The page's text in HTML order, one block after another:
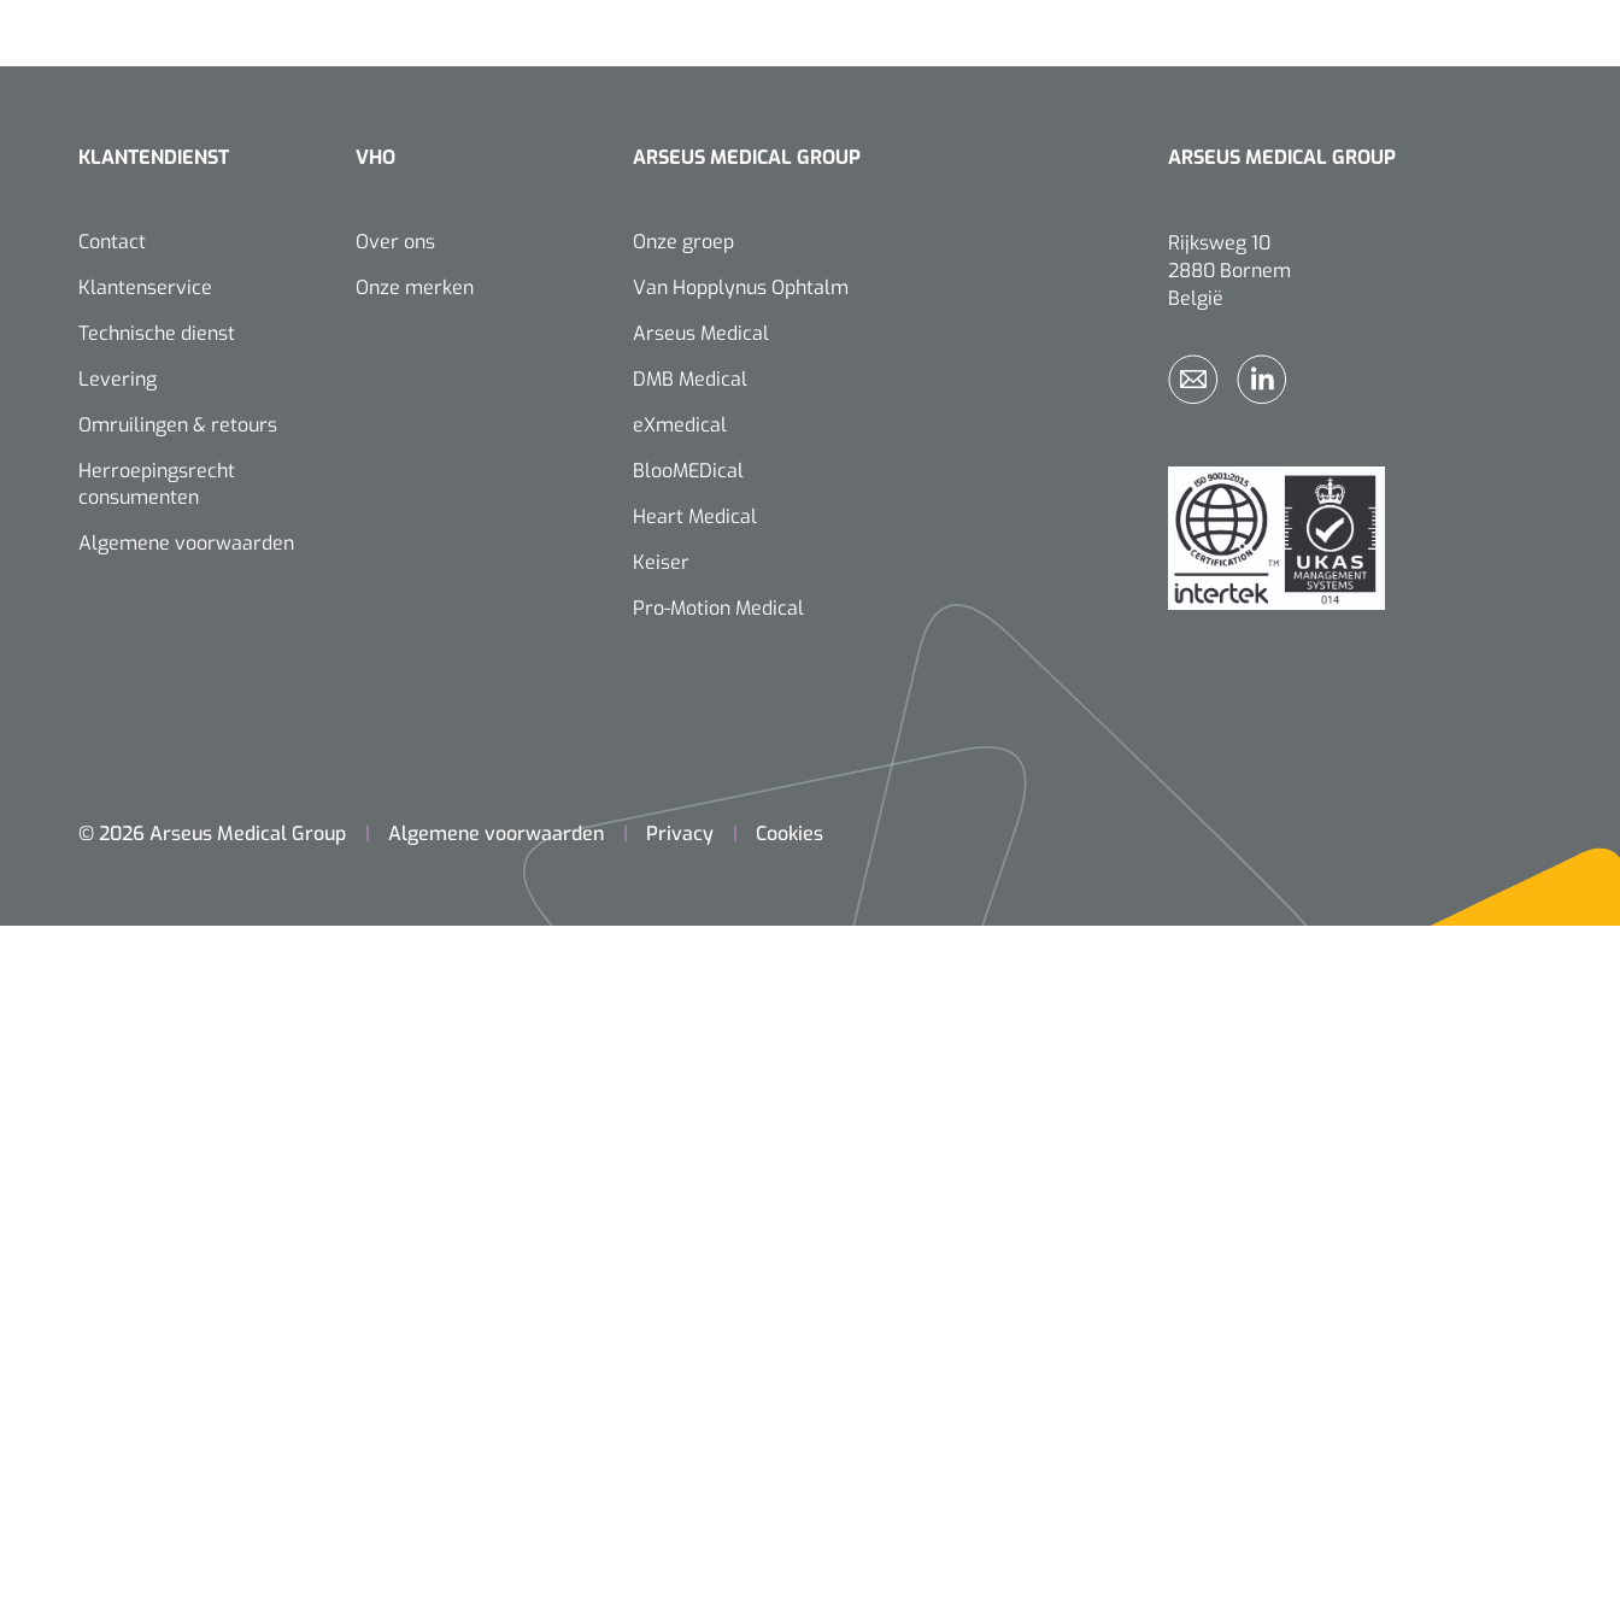
KLANTENDIENST
Contact
Klantenservice
Technische dienst
Levering
Omruilingen & retours
Herroepingsrecht
consumenten
Algemene voorwaarden
VHO
Over ons
Onze merken
ARSEUS MEDICAL GROUP
Onze groep
Van Hopplynus Ophtalm
Arseus Medical
DMB Medical
eXmedical
BlooMEDical
Heart Medical
Keiser
Pro-Motion Medical
ARSEUS MEDICAL GROUP
Rijksweg 10
2880 Bornem
België
© 2026 Arseus Medical Group Algemene voorwaarden Privacy Cookies